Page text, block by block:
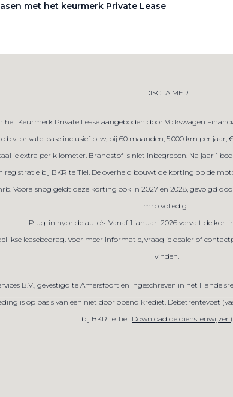
met het keurmerk Private Lease
DISCLAIMER
Keurmerk Private Lease aangeboden door Volkswagen
private lease inclusief btw, bij 60 maanden, 5.000 km per
je extra per kilometer. Brandstof is niet inbegrepen. Na jaar 1
registratie bij BKR te Tiel. De overheid bouwt de korting op de
Vooralsnog geldt deze korting ook in 2027 en 2028, gevolgd
mrb volledig.
- Plug-in hybride auto’s: Vanaf 1 januari 2026 vervalt de
leasebedrag. Voor meer informatie, vraag je dealer of
vinden.
B.V., gevestigd te Amersfoort en ingeschreven in het
is op basis van een niet doorlopend krediet. Debetrentevoet
bij BKR te Tiel. Download de dienstenwijzer